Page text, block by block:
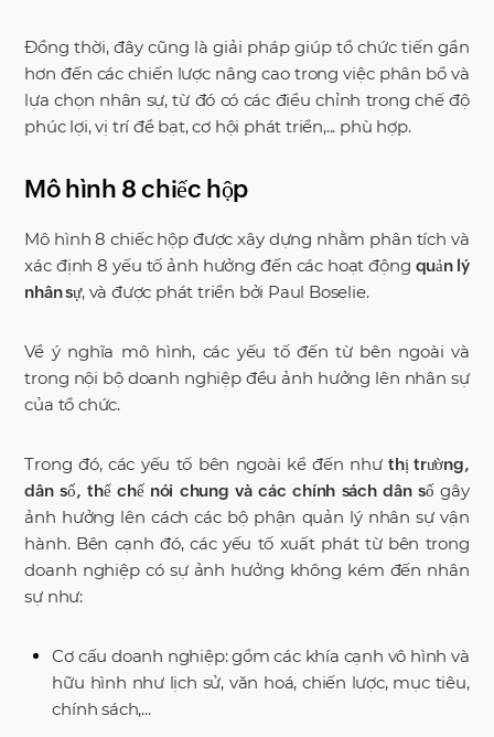
Đồng thời, đây cũng là giải pháp giúp tổ chức tiến gần
hơn đến các chiến lược nâng cao trong việc phân bổ và
lựa chọn nhân sự, từ đó có các điều chỉnh trong chế độ
phúc lợi, vị trí đề bạt, cơ hội phát triển,... phù hợp.
Mô hình 8 chiếc hộp
Mô hình 8 chiếc hộp được xây dựng nhằm phân tích và
xác định 8 yếu tố ảnh hưởng đến các hoạt động quản lý
nhân sự, và được phát triển bởi Paul Boselie.
Về ý nghĩa mô hình, các yếu tố đến từ bên ngoài và
trong nội bộ doanh nghiệp đều ảnh hưởng lên nhân sự
của tổ chức.
Trong đó, các yếu tố bên ngoài kể đến nhưthị trường,
dân số, thể chế nói chung và các chính sách dân sốgây
ảnh hưởng lên cách các bộ phận quản lý nhân sự vận
hành. Bên cạnh đó, các yếu tố xuất phát từ bên trong
doanh nghiệp có sự ảnh hưởng không kém đến nhân
sự như:
Cơ cấu doanh nghiệp: gồm các khía cạnh vô hình và
hữu hình như lịch sử, văn hoá, chiến lược, mục tiêu,
chính sách,...